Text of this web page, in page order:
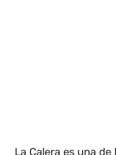
La Calera es una